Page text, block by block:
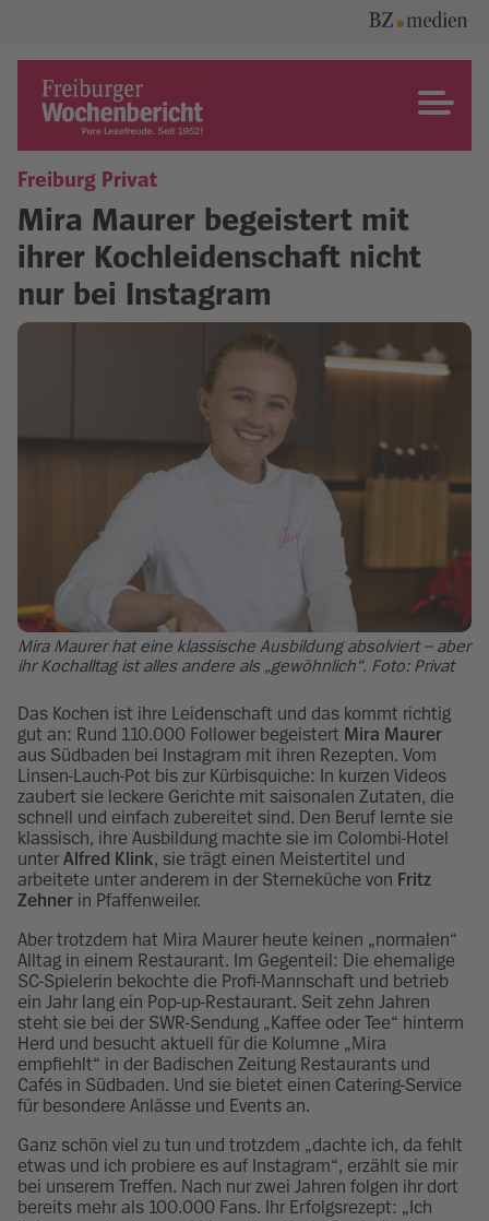
content
Freiburger Wochenbericht
Freiburg Privat
Mira Maurer begeistert mit
ihrer Kochleidenschaft nicht
nur bei Instagram
Mira Maurer hat eine klassische Ausbildung absolviert – aber
ihr Kochalltag ist alles andere als „gewöhnlich“. Foto: Privat
Das Kochen ist ihre Leidenschaft und das kommt richtig
gut an: Rund 110.000 Follower begeistert Mira Maurer
aus Südbaden bei Instagram mit ihren Rezepten. Vom
Linsen-Lauch-Pot bis zur Kürbisquiche: In kurzen Videos
zaubert sie leckere Gerichte mit saisonalen Zutaten, die
schnell und einfach zubereitet sind. Den Beruf lernte sie
klassisch, ihre Ausbildung machte sie im Colombi-Hotel
unterAlfred Klink, sie trägt einen Meistertitel und
arbeitete unter anderem in der Sterneküche von Fritz
Zehner in Pfaffenweiler.
Aber trotzdem hat Mira Maurer heute keinen „normalen“
Alltag in einem Restaurant. Im Gegenteil: Die ehemalige
SC-Spielerin bekochte die Profi-Mannschaft und betrieb
ein Jahr lang ein Pop-up-Restaurant. Seit zehn Jahren
steht sie bei der SWR-Sendung „Kaffee oder Tee“ hinterm
Herd und besucht aktuell für die Kolumne „Mira
empfiehlt“ in der Badischen Zeitung Restaurants und
Cafés in Südbaden. Und sie bietet einen Catering-Service
für besondere Anlässe und Events an.
Ganz schön viel zu tun und trotzdem „dachte ich, da fehlt
etwas und ich probiere es auf Instagram“, erzählt sie mir
bei unserem Treffen. Nach nur zwei Jahren folgen ihr dort
bereits mehr als 100.000 Fans. Ihr Erfolgsrezept: „Ich